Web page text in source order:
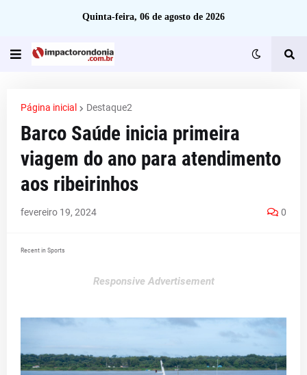
Quinta-feira, 06 de agosto de 2026
Página inicial Destaque2
Barco Saúde inicia primeira
viagem do ano para atendimento
aos ribeirinhos
fevereiro 19, 2024 0
Recent in Sports
Responsive Advertisement